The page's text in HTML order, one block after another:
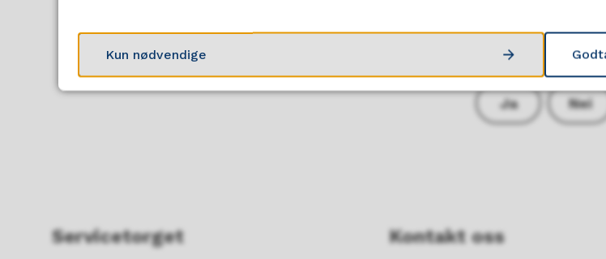
Fant du det du
Ja Nei
Servicetorget Kontakt oss
Kun nødvendige